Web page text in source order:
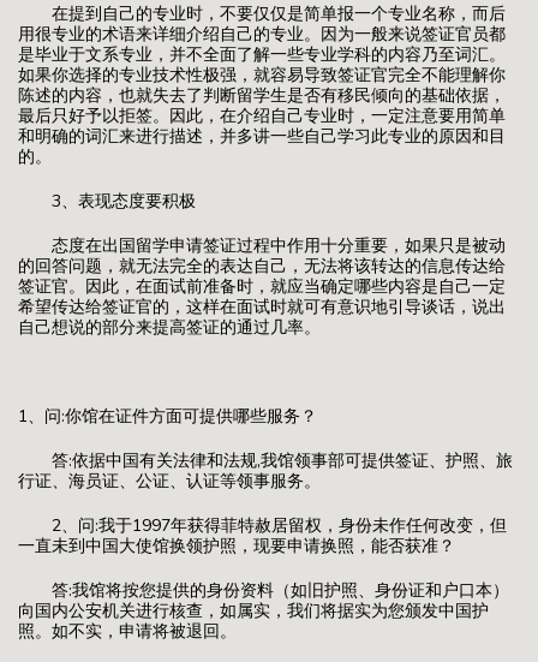
在提到自己的专业时，不要仅仅是简单报一个专业名称，而后
用很专业的术语来详细介绍自己的专业。因为一般来说签证官员都
是毕业于文系专业，并不全面了解一些专业学科的内容乃至词汇。
如果你选择的专业技术性极强，就容易导致签证官完全不能理解你
陈述的内容，也就失去了判断留学生是否有移民倾向的基础依据，
最后只好予以拒签。因此，在介绍自己专业时，一定注意要用简单
和明确的词汇来进行描述，并多讲一些自己学习此专业的原因和目
的。
3、表现态度要积极
态度在出国留学申请签证过程中作用十分重要，如果只是被动
的回答问题，就无法完全的表达自己，无法将该转达的信息传达给
签证官。因此，在面试前准备时，就应当确定哪些内容是自己一定
希望传达给签证官的，这样在面试时就可有意识地引导谈话，说出
自己想说的部分来提高签证的通过几率。
1、问:你馆在证件方面可提供哪些服务？
答:依据中国有关法律和法规,我馆领事部可提供签证、护照、旅
行证、海员证、公证、认证等领事服务。
2、问:我于1997年获得菲特赦居留权，身份未作任何改变，但
一直未到中国大使馆换领护照，现要申请换照，能否获准？
答:我馆将按您提供的身份资料（如旧护照、身份证和户口本）
向国内公安机关进行核查，如属实，我们将据实为您颁发中国护
照。如不实，申请将被退回。